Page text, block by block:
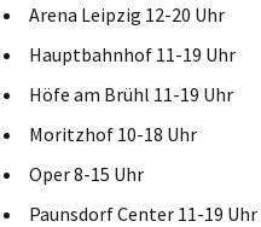
Arena Leipzig 12-20 Uhr
Hauptbahnhof 11-19 Uhr
Höfe am Brühl 11-19 Uhr
Moritzhof 10-18 Uhr
Oper 8-15 Uhr
Paunsdorf Center 11-19 Uhr